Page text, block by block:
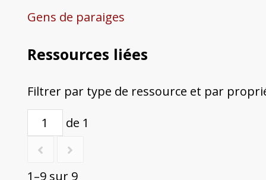
Gens de paraiges
Ressources liées
Filtrer par type de ressource et par
de 1
1–9 sur 9